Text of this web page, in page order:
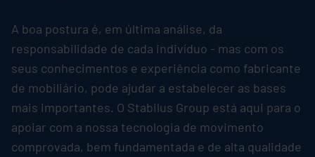
A boa postura é, em última análise, da
responsabilidade de cada indivíduo - mas com os
seus conhecimentos e experiência como fabricante
de mobiliário, pode ajudar a estabelecer as bases
mais importantes. O Stabilus Group está aqui para o
apoiar com a nossa tecnologia de movimento
comprovada, bem fundamentada e de alta qualidade